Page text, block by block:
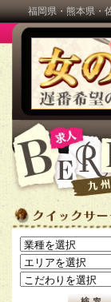
福岡県・熊本県・